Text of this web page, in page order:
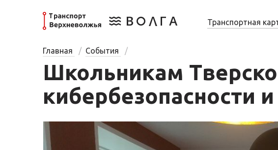
Транспортная
Главная События
Школьникам
кибербезопасности